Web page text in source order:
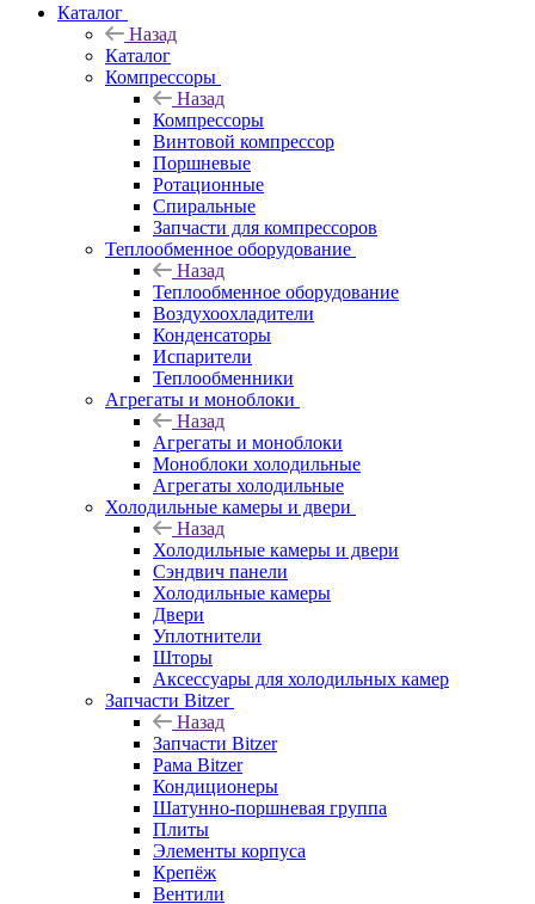
Каталог
Назад
Каталог
Компрессоры
Назад
Компрессоры
Винтовой компрессор
Поршневые
Ротационные
Спиральные
Запчасти для компрессоров
Теплообменное оборудование
Назад
Теплообменное оборудование
Воздухоохладители
Конденсаторы
Испарители
Теплообменники
Агрегаты и моноблоки
Назад
Агрегаты и моноблоки
Моноблоки холодильные
Агрегаты холодильные
Холодильные камеры и двери
Назад
Холодильные камеры и двери
Сэндвич панели
Холодильные камеры
Двери
Уплотнители
Шторы
Аксессуары для холодильных камер
Запчасти Bitzer
Назад
Запчасти Bitzer
Рама Bitzer
Кондиционеры
Шатунно-поршневая группа
Плиты
Элементы корпуса
Крепёж
Вентили